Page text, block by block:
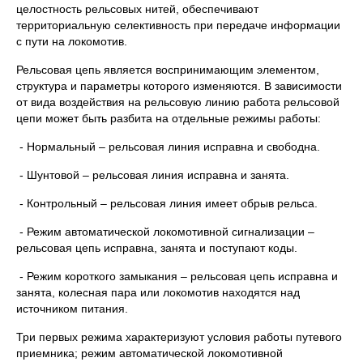
целостность рельсовых нитей, обеспечивают
территориальную селективность при передаче информации
с пути на локомотив.
Рельсовая цепь является воспринимающим элементом,
структура и параметры которого изменяются. В зависимости
от вида воздействия на рельсовую линию работа рельсовой
цепи может быть разбита на отдельные режимы работы:
- Нормальный – рельсовая линия исправна и свободна.
- Шунтовой – рельсовая линия исправна и занята.
- Контрольный – рельсовая линия имеет обрыв рельса.
- Режим автоматической локомотивной сигнализации –
рельсовая цепь исправна, занята и поступают коды.
- Режим короткого замыкания – рельсовая цепь исправна и
занята, колесная пара или локомотив находятся над
источником питания.
Три первых режима характеризуют условия работы путевого
приемника; режим автоматической локомотивной